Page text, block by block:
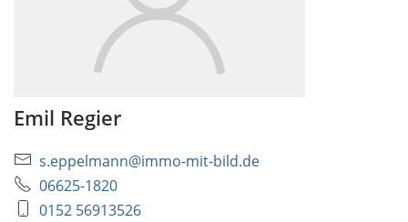
Emil Regier
s.eppelmann@immo-mit-bild.de
06625-1820
0152 56913526